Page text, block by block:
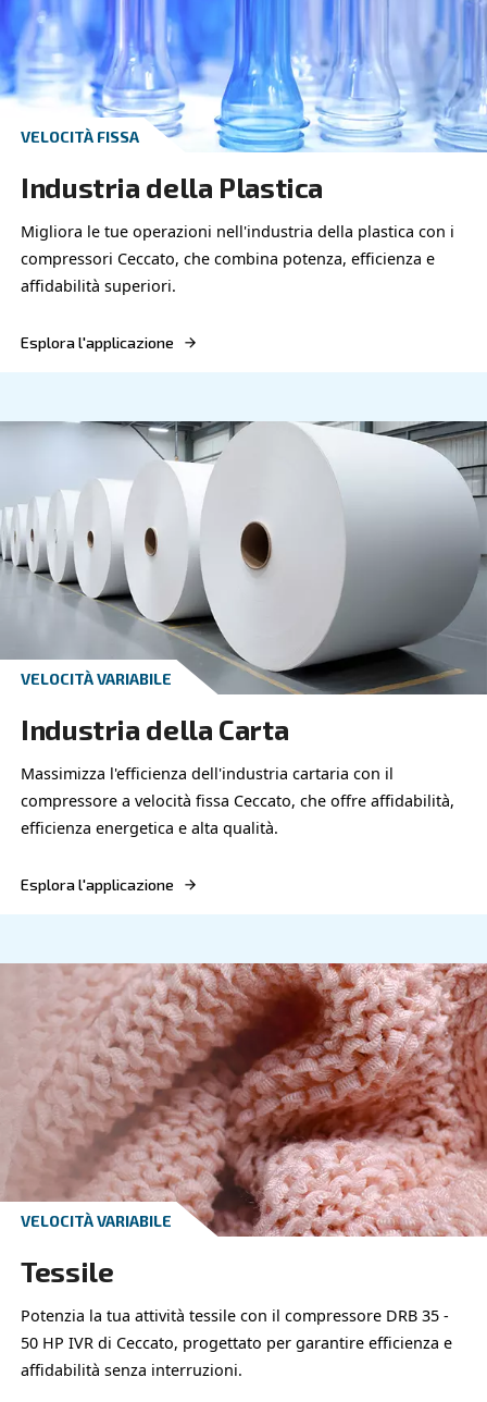
VELOCITÀ FISSA
Industria Metallurgica
soluzioni di aria compressa ottimali per
metallurgica, che combinano efficienza e
VELOCITÀ FISSA
Industria Mineraria
Le soluzioni di aria compressa per l’industria
sono affidabili ed energeticamente efficienti,
Esplora l'applicazione